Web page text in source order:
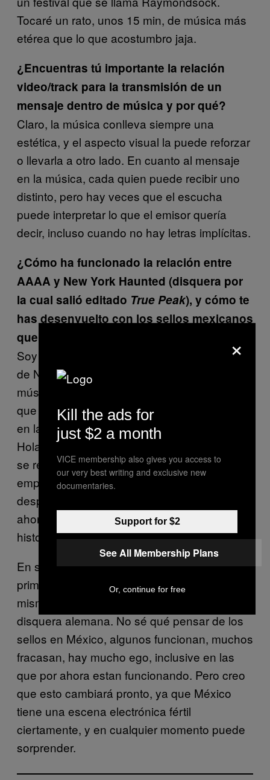
Tocaré un rato, unos 15 min, de música más
etérea que lo que acostumbro jaja.
¿Encuentras tú importante la relación
video/track para la transmisión de un
mensaje dentro de música y por qué?
Claro, la música conlleva siempre una
estética, y el aspecto visual la puede reforzar
o llevarla a otro lado. En cuanto al mensaje
en la música, cada quien puede recibir uno
distinto, pero hay veces que el escucha
puede interpretar lo que el emisor quería
decir, incluso cuando no hay letras implícitas.
¿Cómo ha funcionado la relación entre
AAAA y New York Haunted (disquera por
la cual salió editado True Peak), y cómo te
has desenvuelto con los sellos mexicanos
que se acercan a tu música?
Soy fan de
, el productor detras
de NYH, el año pasado escuché mucho su
música, le envié mi música y me respondió
que sacaría el EP. Vince estuvo involucrado
en las primeras camadas de techno en
Holanda, es un pionero de alguna manera,
se retiró de la música electrónica cuando
empezaron a »subir el pitch», bastantes años
después sacó música de nuevo y hasta
ahora está obteniendo reconocimiento, su
historia es bastante interesante.
En sellos Mexicanos en 2014 saqué mi
primer LP en Maligna en CD, después este
mismo disco fue re-editado por Antime, una
disquera alemana. No sé qué pensar de los
sellos en México, algunos funcionan, muchos
fracasan, hay mucho ego, inclusive en las
que por ahora estan funcionando. Pero creo
que esto cambiará pronto, ya que México
tiene una escena electrónica fértil
ciertamente, y en cualquier momento puede
sorprender.
×
Kill the ads for
just $2 a month
VICE membership also gives you access to
our very best writing and exclusive new
documentaries.
Support for $2
See All Membership Plans
Or, continue for free